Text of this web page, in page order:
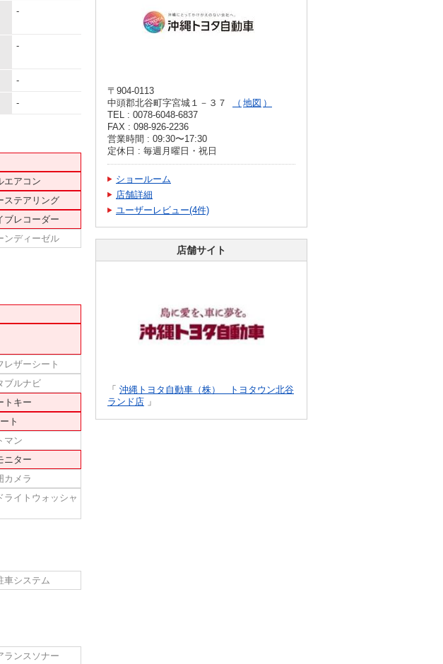
-
-
-
-
エアコン
ステアリング
ブレコーダー
ンディーゼル
レザーシート
ブルナビ
トキー
ト
マン
ニター
カメラ
ライトウォッシャ
車システム
ランスソナー
〒904-0113
中頭郡北谷町字宮城１－３７
地図
TEL : 0078-6048-6837
FAX : 098-926-2236
営業時間 : 09:30〜17:30
定休日 : 毎週月曜日・祝日
ショールーム
店舗詳細
ユーザーレビュー(4件)
店舗サイト
「 沖縄トヨタ自動車（株） トヨタウン北谷
ランド店 」